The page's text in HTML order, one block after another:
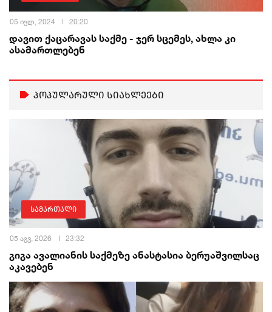
05 ივლ, 2024 20:20
დავით ქაცარავას საქმე - ჯერ სცემეს, ახლა კი
ასამართლებენ
პოპულარული სიახლეები
სამართალი
05 აგვ, 2026 23:32
გიგა ავალიანის საქმეზე ანასტასია ბერუაშვილსაც
აკავებენ